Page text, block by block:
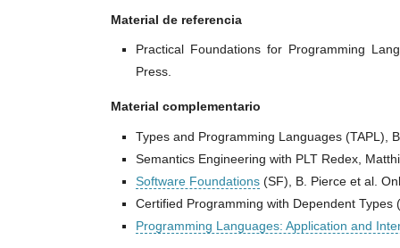
Material de referencia
Practical Foundations for Programming
Press.
Material complementario
Types and Programming Languages (TAPL),
Semantics Engineering with PLT Redex,
Software Foundations (SF), B. Pierce et al.
Certified Programming with Dependent Types
Programming Languages: Application and